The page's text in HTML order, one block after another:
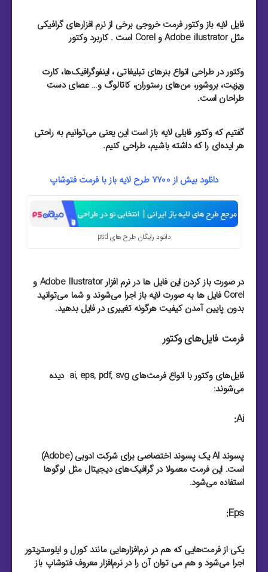
فایل لایه باز وکتور فرمت خروجی برخی از نرم افزار‌های گرافیکی
مثل Adobe illustrator و Corel است . کاربرد وکتور
وکتور در طراحی انواع بنرهای تبلیغاتی ، اینفوگرافیک‌ها، کارت
ویزیت‌، بروشور‌، من‌های رستوران‌، کاتالوگ و… عصای دست
طراحان است.
گفتیم که وکتور فایلی لایه باز است این یعنی می‌توانیم به راحتی
هر ایده‌ای را که داشته باشیم، طراحی کنیم.
دانلود بیش از 7700 طرح لایه باز با فرمت فتوشاپ
دانلود رایگان طرح های psd
در صورت باز کردن این فایل ها در نرم افزار Adobe Illustrator و
Corel فایل ها به صورت لایه باز اجرا می‌شوند و شما می‌توانید
بدون پایین آمدن کیفیت هرگونه تغییری در فایل بدهید.
فرمت فایل‌های وکتور
فایل‌های وکتور با انواع فرمت‌های ai, eps, pdf, svg دیده
می‌شوند:
Ai:
پسوند AI یک پسوند اختصاصی برای شرکت ادوبی (Adobe)
است. این فرمت معمولا در گرافیک‌های دیجیتال مثل لوگو‌ها
استفاده می‌شود.
Eps:
یکی از فرمت‌هایی که هم در نرم‌افزار‌هایی مانند کورل و ایلوستریتور
اجرا می‌شود و هم می توان آن را در نرم‌افزار معروف فتوشاپ باز